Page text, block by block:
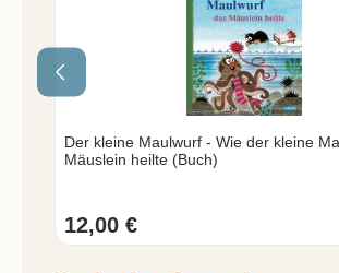
Der kleine Maulwurf - Wie der kleine
Mäuslein heilte (Buch)
12,00 €